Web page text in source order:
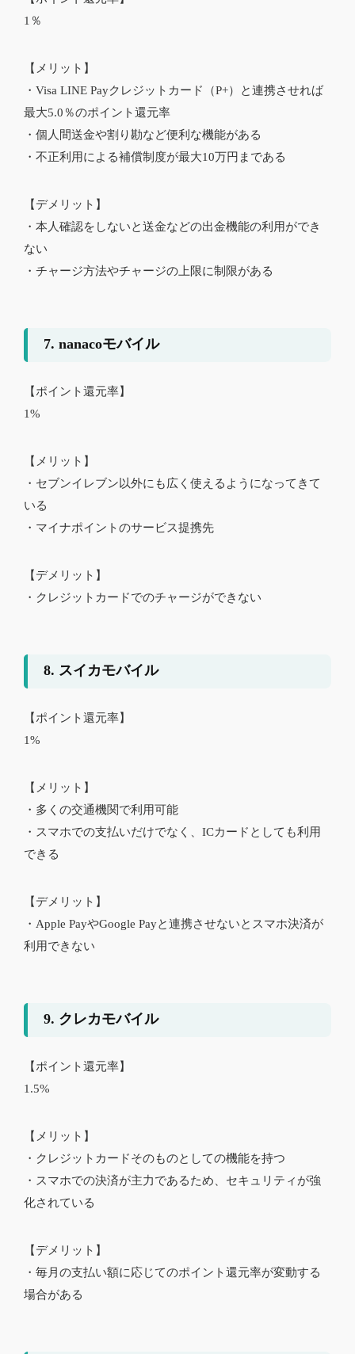
1％
【メリット】
・Visa LINE Payクレジットカード（P+）と連携させれば
最大5.0％のポイント還元率
・個人間送金や割り勘など便利な機能がある
・不正利用による補償制度が最大10万円まである
【デメリット】
・本人確認をしないと送金などの出金機能の利用ができ
ない
・チャージ方法やチャージの上限に制限がある
7. nanacoモバイル
【ポイント還元率】
1%
【メリット】
・セブンイレブン以外にも広く使えるようになってきて
いる
・マイナポイントのサービス提携先
【デメリット】
・クレジットカードでのチャージができない
8. スイカモバイル
【ポイント還元率】
1%
【メリット】
・多くの交通機関で利用可能
・スマホでの支払いだけでなく、ICカードとしても利用
できる
【デメリット】
・Apple PayやGoogle Payと連携させないとスマホ決済が
利用できない
9. クレカモバイル
【ポイント還元率】
1.5%
【メリット】
・クレジットカードそのものとしての機能を持つ
・スマホでの決済が主力であるため、セキュリティが強
化されている
【デメリット】
・毎月の支払い額に応じてのポイント還元率が変動する
場合がある